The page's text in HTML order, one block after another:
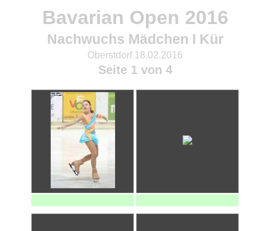
Bavarian Open 2016
Nachwuchs Mädchen I Kür
Oberstdorf 18.02.2016
Seite 1 von 4